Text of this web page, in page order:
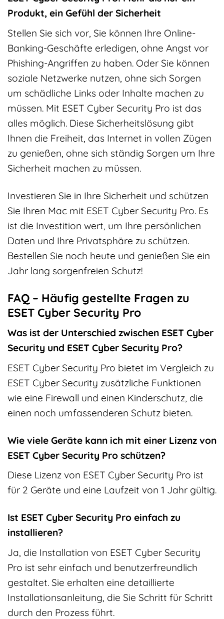
Produkt, ein Gefühl der Sicherheit
Stellen Sie sich vor, Sie können Ihre Online-
Banking-Geschäfte erledigen, ohne Angst vor
Phishing-Angriffen zu haben. Oder Sie können
soziale Netzwerke nutzen, ohne sich Sorgen
um schädliche Links oder Inhalte machen zu
müssen. Mit ESET Cyber Security Pro ist das
alles möglich. Diese Sicherheitslösung gibt
Ihnen die Freiheit, das Internet in vollen Zügen
zu genießen, ohne sich ständig Sorgen um Ihre
Sicherheit machen zu müssen.
Investieren Sie in Ihre Sicherheit und schützen
Sie Ihren Mac mit ESET Cyber Security Pro. Es
ist die Investition wert, um Ihre persönlichen
Daten und Ihre Privatsphäre zu schützen.
Bestellen Sie noch heute und genießen Sie ein
Jahr lang sorgenfreien Schutz!
FAQ – Häufig gestellte Fragen zu
ESET Cyber Security Pro
Was ist der Unterschied zwischen ESET Cyber
Security und ESET Cyber Security Pro?
ESET Cyber Security Pro bietet im Vergleich zu
ESET Cyber Security zusätzliche Funktionen
wie eine Firewall und einen Kinderschutz, die
einen noch umfassenderen Schutz bieten.
Wie viele Geräte kann ich mit einer Lizenz von
ESET Cyber Security Pro schützen?
Diese Lizenz von ESET Cyber Security Pro ist
für 2 Geräte und eine Laufzeit von 1 Jahr gültig.
Ist ESET Cyber Security Pro einfach zu
installieren?
Ja, die Installation von ESET Cyber Security
Pro ist sehr einfach und benutzerfreundlich
gestaltet. Sie erhalten eine detaillierte
Installationsanleitung, die Sie Schritt für Schritt
durch den Prozess führt.